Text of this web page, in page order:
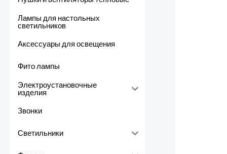
Лампы для настольных
светильников
Аксессуары для освещения
Фито лампы
Электроустановочные
изделия
Звонки
Светильники